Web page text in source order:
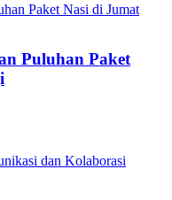
Puluhan Paket